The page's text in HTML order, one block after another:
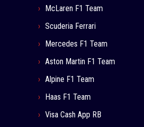
McLaren F1 Team
Scuderia Ferrari
Mercedes F1 Team
Aston Martin F1 Team
Alpine F1 Team
Haas F1 Team
Visa Cash App RB